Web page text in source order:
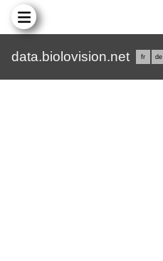
data.biolovision.net fr de